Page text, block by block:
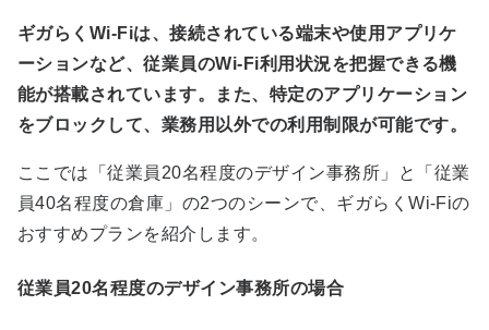
ギガらくWi-Fiは、接続されている端末や使用アプリケ
ーションなど、従業員のWi-Fi利用状況を把握できる機
能が搭載されています。また、特定のアプリケーション
をブロックして、業務用以外での利用制限が可能です。
ここでは「従業員20名程度のデザイン事務所」と「従業
員40名程度の倉庫」の2つのシーンで、ギガらくWi-Fiの
おすすめプランを紹介します。
従業員20名程度のデザイン事務所の場合